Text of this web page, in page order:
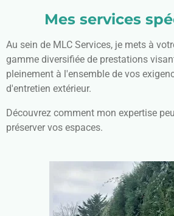
Mes services
Au sein de MLC Services, je mets à
gamme diversifiée de prestations
pleinement à l'ensemble de vos
d'entretien extérieur.
Découvrez comment mon expertise
préserver vos espaces.